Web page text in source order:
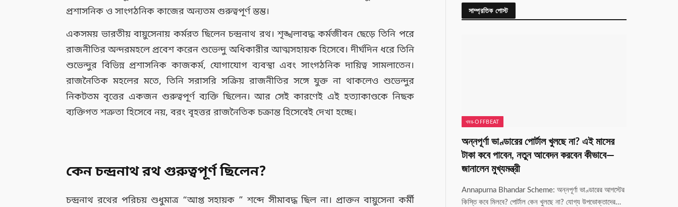
প্রশাসনিক ও সাংগঠনিক কাজের অন্যতম গুরুত্বপূর্ণ স্তম্ভ।
একসময় ভারতীয় বায়ুসেনায় কর্মরত ছিলেন চন্দ্রনাথ রথ। শৃঙ্খলাবদ্ধ কর্মজীবন ছেড়ে তিনি পরে
রাজনীতির অন্দরমহলে প্রবেশ করেন শুভেন্দু অধিকারীর আত্মসহায়ক হিসেবে। দীর্ঘদিন ধরে তিনি
শুভেন্দুর বিভিন্ন প্রশাসনিক কাজকর্ম, যোগাযোগ ব্যবস্থা এবং সাংগঠনিক দায়িত্ব সামলাতেন।
রাজনৈতিক মহলের মতে, তিনি সরাসরি সক্রিয় রাজনীতির সঙ্গে যুক্ত না থাকলেও শুভেন্দুর
নিকটতম বৃত্তের একজন গুরুত্বপূর্ণ ব্যক্তি ছিলেন। আর সেই কারণেই এই হত্যাকাণ্ডকে নিছক
ব্যক্তিগত শত্রুতা হিসেবে নয়, বরং বৃহত্তর রাজনৈতিক চক্রান্ত হিসেবেই দেখা হচ্ছে।
কেন চন্দ্রনাথ রথ গুরুত্বপূর্ণ ছিলেন?
চন্দ্রনাথ রথের পরিচয় শুধুমাত্র “আপ্ত সহায়ক ” শব্দে সীমাবদ্ধ ছিল না। প্রাক্তন বায়ুসেনা কর্মী
সাম্প্রতিক পোস্ট
খবর-OFFBEAT
অন্নপূর্ণা ভাণ্ডারের পোর্টাল খুলছে না? এই মাসের
টাকা কবে পাবেন, নতুন আবেদন করবেন কীভাবে—
জানালেন মুখ্যমন্ত্রী
Annapurna Bhandar Scheme: অন্নপূর্ণা ভাণ্ডারের আগস্টের
কিস্তি কবে মিলবে? পোর্টাল কেন খুলছে না? যোগ্য উপভোক্তাদের…